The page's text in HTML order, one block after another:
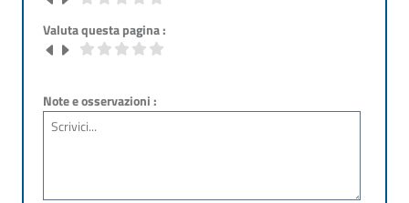
Valuta questa pagina :
Note e osservazioni :